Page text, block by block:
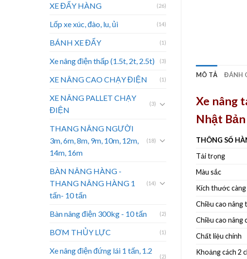
XE ĐẨY HÀNG (26)
Lốp xe xúc, đào, lu, ủi (14)
BÁNH XE ĐẨY (1)
Xe nâng điện thấp (1.5t, 2t, 2.5t) (3)
XE NÂNG CAO CHẠY ĐIỆN (1)
XE NÂNG PALLET CHẠY
ĐIỆN
(3)
THANG NÂNG NGƯỜI
3m, 6m, 8m, 9m, 10m, 12m,
14m, 16m
(18)
BÀN NÂNG HÀNG -
THANG NÂNG HÀNG 1
tấn- 10 tấn
(14)
Bàn nâng điện 300kg - 10 tấn (2)
BƠM THỦY LỰC (1)
Xe nâng điện đứng lái 1 tấn, 1.2
(2)
MÔ TẢ ĐÁNH
Xe nâng
Nhật Bản
THÔNG SỐ
Tải trọng
Màu sắc
Kích thước càng
Chiều cao nâng
Chiều cao nâng
Chất liệu chính
Khoảng cách 2